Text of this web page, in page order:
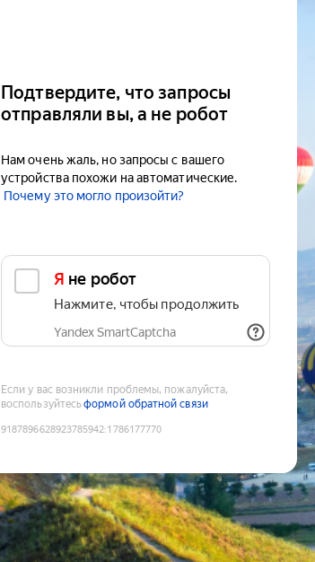
Подтвердите, что запросы
отправляли вы, а не робот
Нам очень жаль, но запросы с вашего
устройства похожи на автоматические.
Почему это могло произойти?
Я не робот
Нажмите, чтобы продолжить
Yandex SmartCaptcha
Если у вас возникли проблемы, пожалуйста,
воспользуйтесьформой обратной связи
9187896628923785942:1786177770